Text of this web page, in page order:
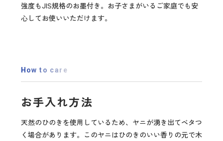
強度もJIS規格のお墨付き。お子さまがいるご家庭でも安
心してお使いいただけます。
How to care
お手入れ方法
天然のひのきを使用しているため、ヤニが湧き出てベタつ
く場合があります。このヤニはひのきのいい香りの元で木